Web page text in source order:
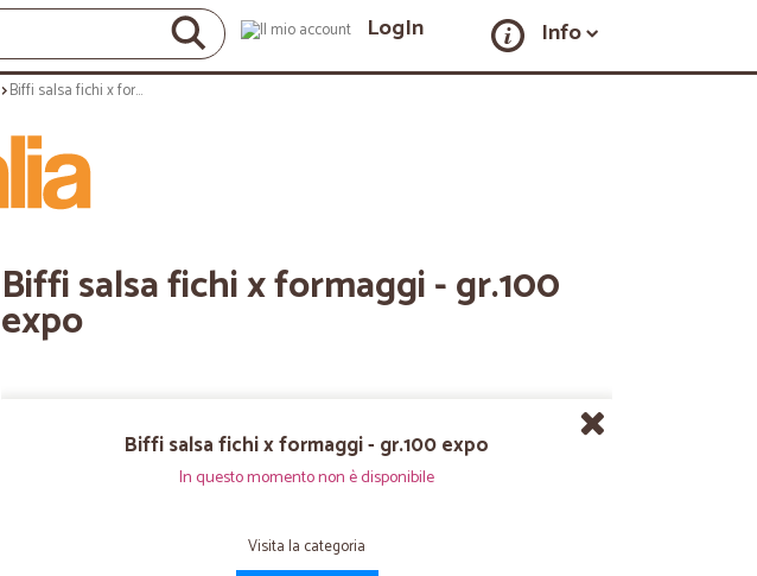
LogIn Info
Biffi salsa fichi x formaggi - gr.100 expo
Biffi salsa fichi x formaggi - gr.100
expo
Biffi salsa fichi x formaggi - gr.100 expo
In questo momento non è disponibile
Visita la categoria